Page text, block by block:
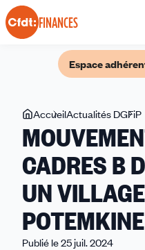
Panneau de gestion des cookies
FINANCES
Espace
Vous
êtes
ici
AccueilActualités DGFiP
CADRES B
UN VILLAGE
Publié le 25 juil. 2024